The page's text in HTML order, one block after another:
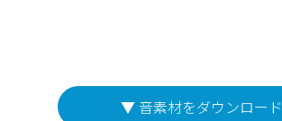
▼ 音素材をダウンロード